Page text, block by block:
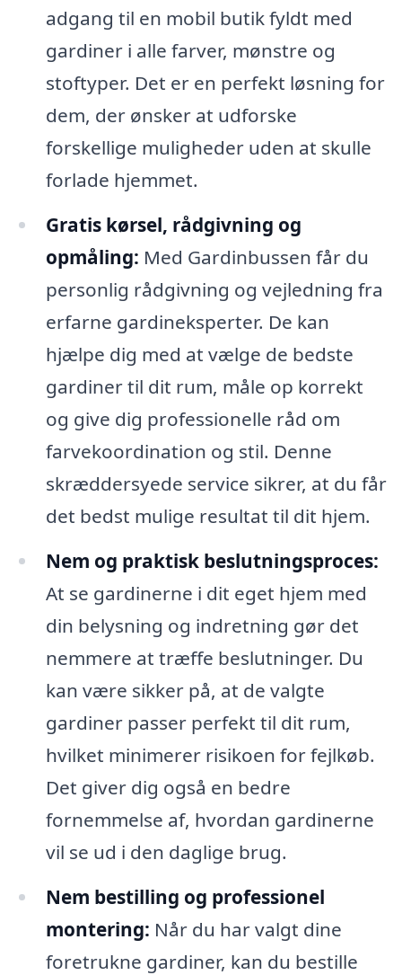
adgang til en mobil butik fyldt med
gardiner i alle farver, mønstre og
stoftyper. Det er en perfekt løsning for
dem, der ønsker at udforske
forskellige muligheder uden at skulle
forlade hjemmet.
Gratis kørsel, rådgivning og
opmåling: Med Gardinbussen får du
personlig rådgivning og vejledning fra
erfarne gardineksperter. De kan
hjælpe dig med at vælge de bedste
gardiner til dit rum, måle op korrekt
og give dig professionelle råd om
farvekoordination og stil. Denne
skræddersyede service sikrer, at du får
det bedst mulige resultat til dit hjem.
Nem og praktisk beslutningsproces:
At se gardinerne i dit eget hjem med
din belysning og indretning gør det
nemmere at træffe beslutninger. Du
kan være sikker på, at de valgte
gardiner passer perfekt til dit rum,
hvilket minimerer risikoen for fejlkøb.
Det giver dig også en bedre
fornemmelse af, hvordan gardinerne
vil se ud i den daglige brug.
Nem bestilling og professionel
montering: Når du har valgt dine
foretrukne gardiner, kan du bestille